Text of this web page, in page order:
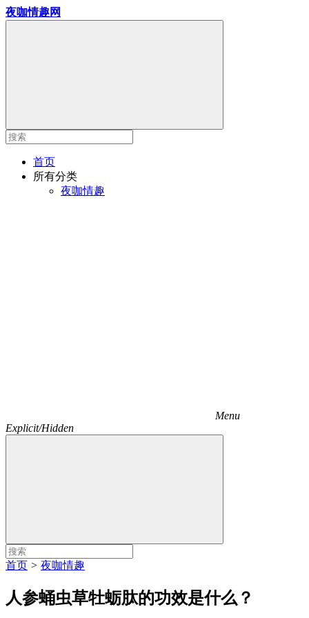
夜咖情趣网
首页
所有分类
夜咖情趣
Menu
Explicit/Hidden
首页 > 夜咖情趣
人参蛹虫草牡蛎肽的功效是什么？